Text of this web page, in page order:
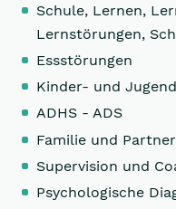
Schule, Lernen,
Lernstörungen,
Essstörungen
Kinder- und
ADHS - ADS
Familie und
Supervision und
Psychologische